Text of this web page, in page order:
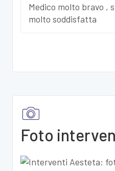
Medico molto bravo
molto soddisfatta
Foto